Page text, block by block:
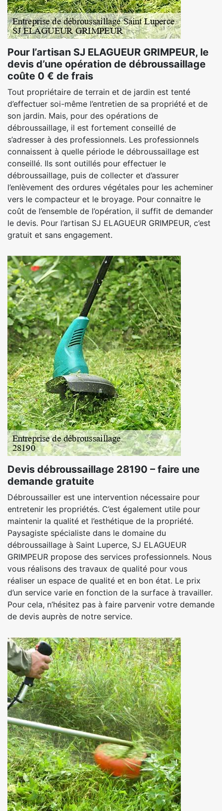
Pour l’artisan SJ ELAGUEUR GRIMPEUR, le
devis d’une opération de débroussaillage
coûte 0 € de frais
Tout propriétaire de terrain et de jardin est tenté
d’effectuer soi-même l’entretien de sa propriété et de
son jardin. Mais, pour des opérations de
débroussaillage, il est fortement conseillé de
s’adresser à des professionnels. Les professionnels
connaissent à quelle période le débroussaillage est
conseillé. Ils sont outillés pour effectuer le
débroussaillage, puis de collecter et d’assurer
l’enlèvement des ordures végétales pour les acheminer
vers le compacteur et le broyage. Pour connaitre le
coût de l’ensemble de l’opération, il suffit de demander
le devis. Pour l’artisan SJ ELAGUEUR GRIMPEUR, c’est
gratuit et sans engagement.
Devis débroussaillage 28190 – faire une
demande gratuite
Débroussailler est une intervention nécessaire pour
entretenir les propriétés. C’est également utile pour
maintenir la qualité et l’esthétique de la propriété.
Paysagiste spécialiste dans le domaine du
débroussaillage à Saint Luperce, SJ ELAGUEUR
GRIMPEUR propose des services professionnels. Nous
vous réalisons des travaux de qualité pour vous
réaliser un espace de qualité et en bon état. Le prix
d’un service varie en fonction de la surface à travailler.
Pour cela, n’hésitez pas à faire parvenir votre demande
de devis auprès de notre service.